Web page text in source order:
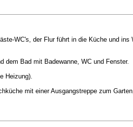
WC's, der Flur führt in die Küche und
dem Bad mit Badewanne, WC und Fenster.
Heizung).
mit einer Ausgangstreppe zum